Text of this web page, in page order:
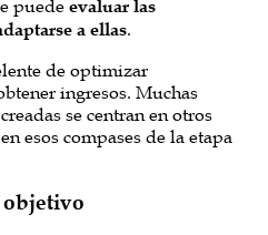
puede evaluar las
a ellas.
de optimizar
ingresos. Muchas
se centran en otros
esos compases de la etapa